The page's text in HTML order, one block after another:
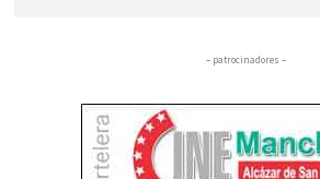
– patrocinadores –